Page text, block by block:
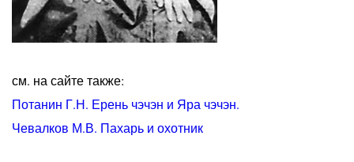
см. на сайте также:
Потанин Г.Н. Ерень чэчэн и Яра чэчэн.
Чевалков М.В. Пахарь и охотник